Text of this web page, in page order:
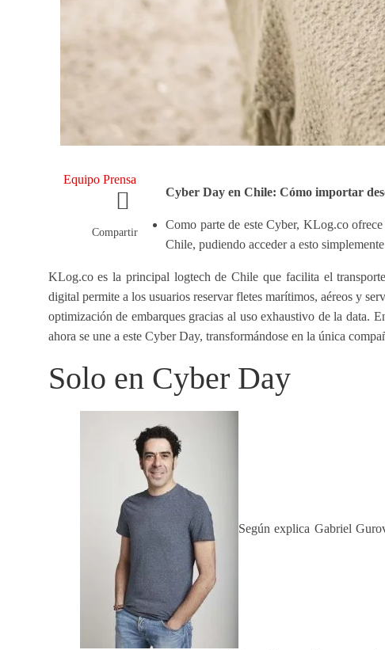
Equipo Prensa
Compartir
Cyber Day en Chile: Cómo importar
Como parte de este Cyber, KLog.co
Chile, pudiendo acceder a esto
KLog.co es la principal logtech de Chile que facilita el
digital permite a los usuarios reservar fletes marítimos, aéreos y
optimización de embarques gracias al uso exhaustivo de la data.
ahora se une a este Cyber Day, transformándose en la única
Solo en Cyber Day
Según explica Gabriel